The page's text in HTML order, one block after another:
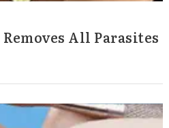
All Parasites